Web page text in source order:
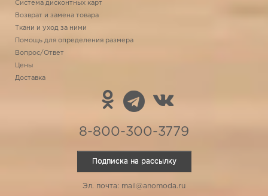
Система дисконтных карт
Возврат и замена товара
Ткани и уход за ними
Помощь для определения размера
Вопрос/Ответ
Цены
Доставка
8-800-300-3779
Подписка на рассылку
Эл. почта: mail@anomoda.ru